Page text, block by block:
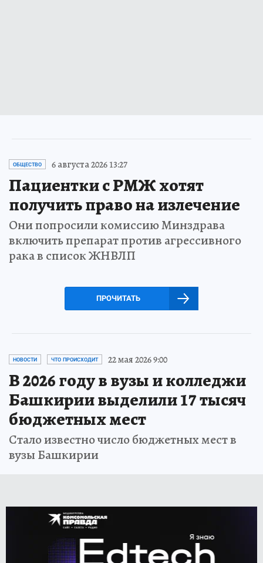
ОБЩЕСТВО 6 августа 2026 13:27
Пациентки с РМЖ хотят
получить право на излечение
Они попросили комиссию Минздрава
включить препарат против агрессивного
рака в список ЖНВЛП
ПРОЧИТАТЬ
НОВОСТИ ЧТО ПРОИСХОДИТ 22 мая 2026 9:00
В 2026 году в вузы и колледжи
Башкирии выделили 17 тысяч
бюджетных мест
Стало известно число бюджетных мест в
вузы Башкирии